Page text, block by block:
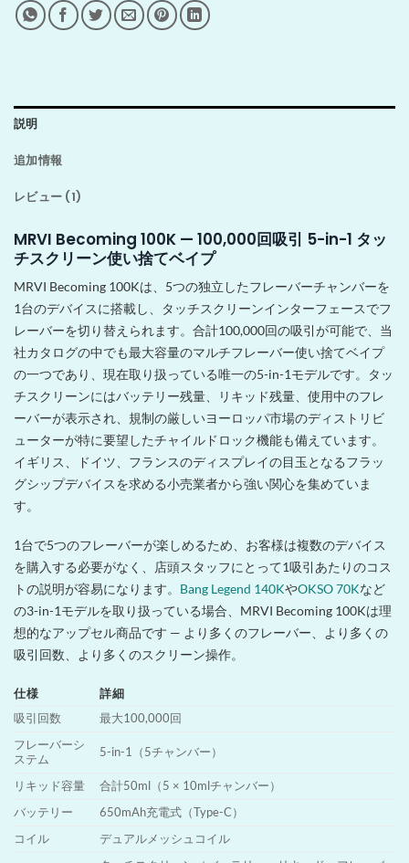
説明
追加情報
レビュー (1)
MRVI Becoming 100K — 100,000回吸引 5-in-1 タッ
チスクリーン使い捨てベイプ
MRVI Becoming 100Kは、5つの独立したフレーバーチャンバーを
1台のデバイスに搭載し、タッチスクリーンインターフェースでフ
レーバーを切り替えられます。合計100,000回の吸引が可能で、当
社カタログの中でも最大容量のマルチフレーバー使い捨てベイプ
の一つであり、現在取り扱っている唯一の5-in-1モデルです。タッ
チスクリーンにはバッテリー残量、リキッド残量、使用中のフレ
ーバーが表示され、規制の厳しいヨーロッパ市場のディストリビ
ューターが特に要望したチャイルドロック機能も備えています。
イギリス、ドイツ、フランスのディスプレイの目玉となるフラッ
グシップデバイスを求める小売業者から強い関心を集めていま
す。
1台で5つのフレーバーが楽しめるため、お客様は複数のデバイス
を購入する必要がなく、店頭スタッフにとって1吸引あたりのコス
トの説明が容易になります。 Bang Legend 140KやOKSO 70Kなど
の3-in-1モデルを取り扱っている場合、MRVI Becoming 100Kは理
想的なアップセル商品です — より多くのフレーバー、より多くの
吸引回数、より多くのスクリーン操作。
仕様
詳細
吸引回数
最大100,000回
フレーバーシ
ステム
5-in-1（5チャンバー）
リキッド容量
合計50ml（5 × 10mlチャンバー）
バッテリー
650mAh充電式（Type-C）
コイル
デュアルメッシュコイル